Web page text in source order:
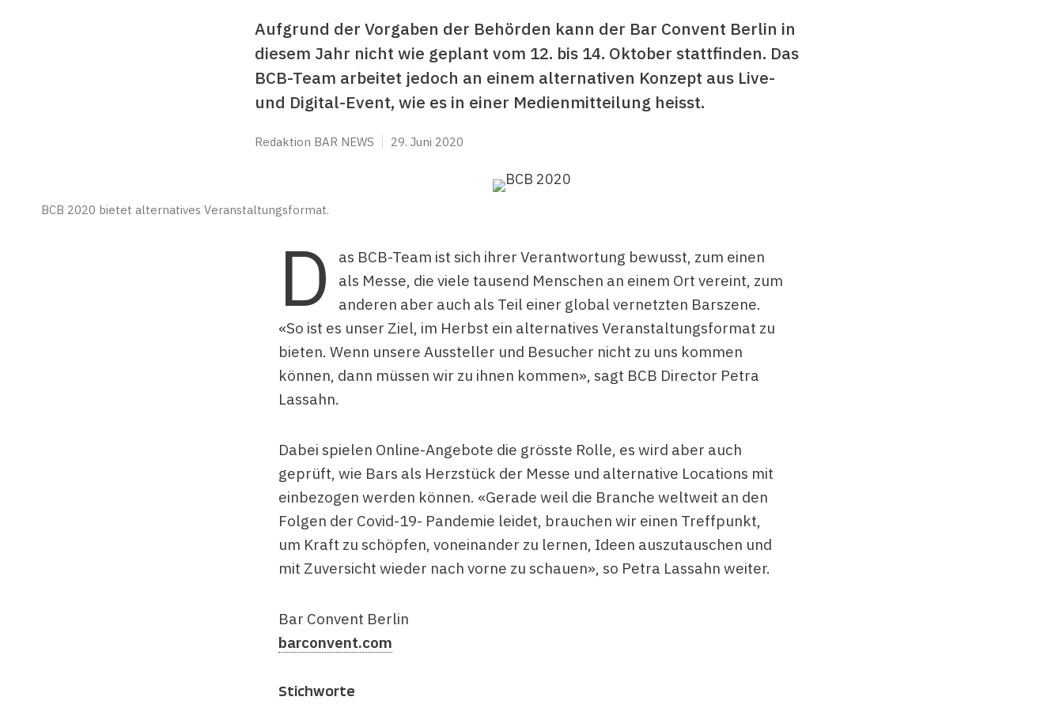
Aufgrund der Vorgaben der Behörden kann der Bar Convent Berlin in
diesem Jahr nicht wie geplant vom 12. bis 14. Oktober stattfinden. Das
BCB-Team arbeitet jedoch an einem alternativen Konzept aus Live-
und Digital-Event, wie es in einer Medienmitteilung heisst.
Redaktion BAR NEWS 29. Juni 2020
BCB 2020 bietet alternatives Veranstaltungsformat.
D
as BCB-Team ist sich ihrer Verantwortung bewusst, zum einen
als Messe, die viele tausend Menschen an einem Ort vereint, zum
anderen aber auch als Teil einer global vernetzten Barszene.
«So ist es unser Ziel, im Herbst ein alternatives Veranstaltungsformat zu
bieten. Wenn unsere Aussteller und Besucher nicht zu uns kommen
können, dann müssen wir zu ihnen kommen», sagt BCB Director Petra
Lassahn.
Dabei spielen Online-Angebote die grösste Rolle, es wird aber auch
geprüft, wie Bars als Herzstück der Messe und alternative Locations mit
einbezogen werden können. «Gerade weil die Branche weltweit an den
Folgen der Covid-19- Pandemie leidet, brauchen wir einen Treffpunkt,
um Kraft zu schöpfen, voneinander zu lernen, Ideen auszutauschen und
mit Zuversicht wieder nach vorne zu schauen», so Petra Lassahn weiter.
Bar Convent Berlin
barconvent.com
Stichworte